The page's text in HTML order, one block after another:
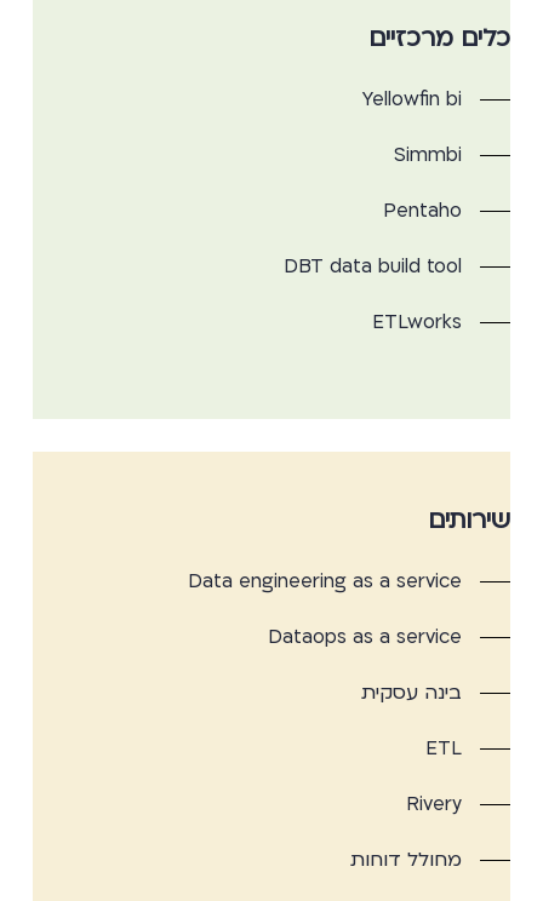
כלים מרכזיים
Yellowfin bi
Simmbi
Pentaho
DBT data build tool
ETLworks
שירותים
Data engineering as a service
Dataops as a service
בינה עסקית
ETL
Rivery
מחולל דוחות